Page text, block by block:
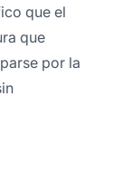
que el
que
por la